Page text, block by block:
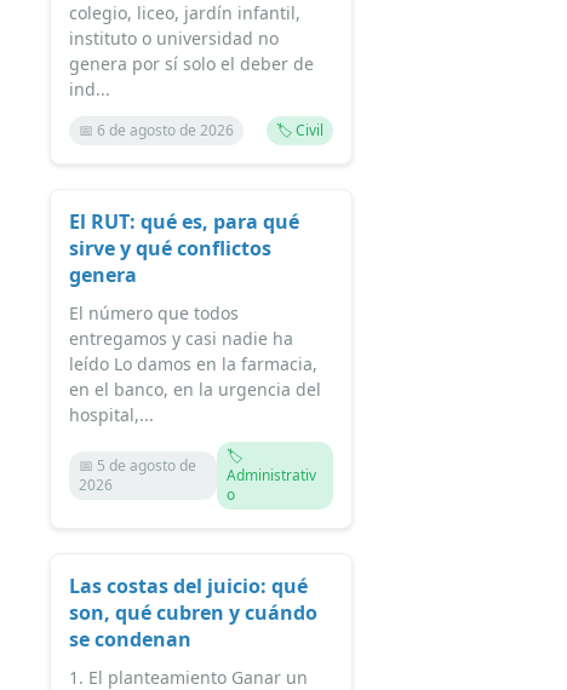
colegio, liceo, jardín infantil,
instituto o universidad no
genera por sí solo el deber de
ind...
📅 6 de agosto de 2026 🏷️ Civil
El RUT: qué es, para qué
sirve y qué conflictos
genera
El número que todos
entregamos y casi nadie ha
leído Lo damos en la farmacia,
en el banco, en la urgencia del
hospital,...
📅 5 de agosto de
2026
🏷️
Administrativ
o
Las costas del juicio: qué
son, qué cubren y cuándo
se condenan
1. El planteamiento Ganar un